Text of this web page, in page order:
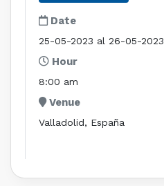
Date
25-05-2023 al 26-05-2023
Hour
8:00 am
Venue
Valladolid, España